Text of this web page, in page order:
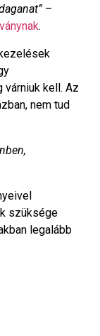
–
.
várniuk kell. Az
nem tud
szüksége
legalább